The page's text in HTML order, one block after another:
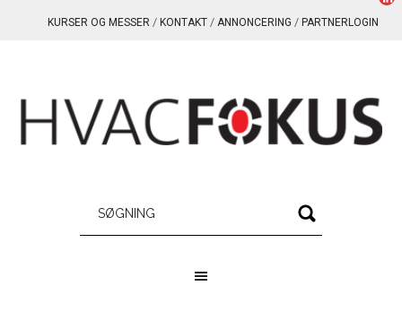
KURSER OG MESSER KONTAKT ANNONCERING PARTNERLOGIN